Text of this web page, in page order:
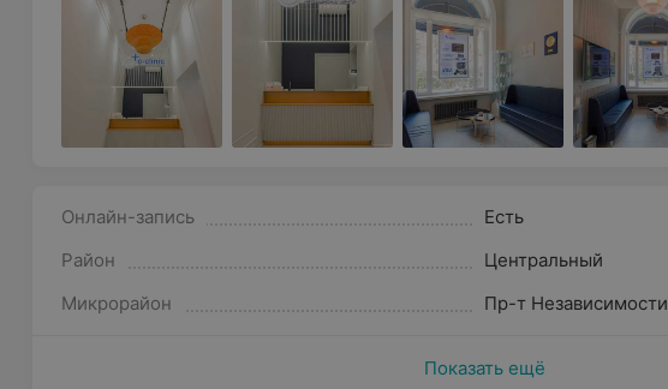
Онлайн-запись
Есть
Район
Центральный
Микрорайон
Пр-т Независимости
Показать ещё